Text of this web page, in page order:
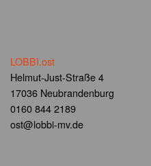
LOBBI.ost
Helmut-Just-Straße 4
17036 Neubrandenburg
0160 844 2189
ost@lobbi-mv.de